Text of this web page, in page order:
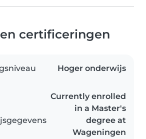
certificeringen
Hoger onderwijs
Currently enrolled
in a Master's
degree at
Wageningen